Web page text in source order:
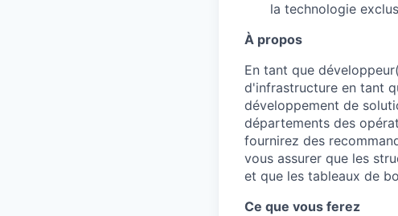
la technologie
À propos
En tant que
d'infrastructure en tant
développement de
départements des
fournirez des
vous assurer que les
et que les tableaux de
Ce que vous ferez